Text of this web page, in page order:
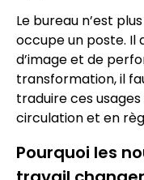
Le bureau n’est
occupe un poste. Il
d’image et de
transformation, il
traduire ces
circulation et en
Pourquoi les